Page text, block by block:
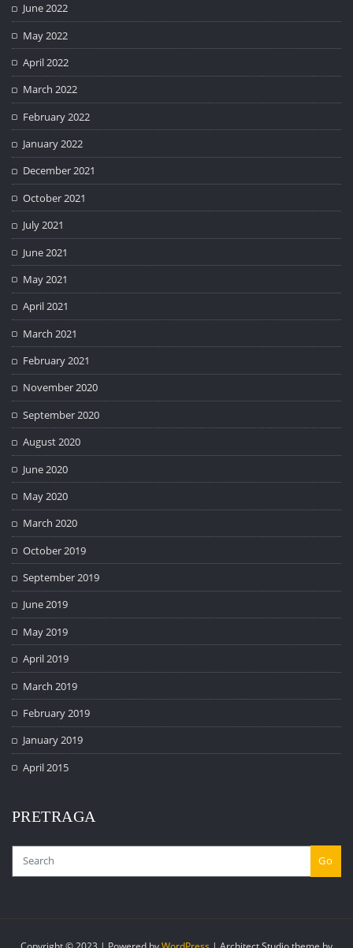
June 2022
May 2022
April 2022
March 2022
February 2022
January 2022
December 2021
October 2021
July 2021
June 2021
May 2021
April 2021
March 2021
February 2021
November 2020
September 2020
August 2020
June 2020
May 2020
March 2020
October 2019
September 2019
June 2019
May 2019
April 2019
March 2019
February 2019
January 2019
April 2015
PRETRAGA
Go